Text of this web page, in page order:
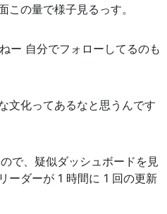
の量で様子見るっす。
ー 自分でフォローしてるのも
文化ってあるなと思うんです
で、疑似ダッシュボードを見
ーダーが 1 時間に 1 回の更新